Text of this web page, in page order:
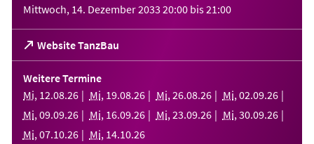
Mittwoch, 14. Dezember 2033 20:00 bis21:00
Website TanzBau
(Öffnet
in
einem
neuen
Tab)
Weitere Termine
Mi, 12.08.26 Mi, 19.08.26 Mi, 26.08.26 Mi, 02.09.26
Mi, 09.09.26 Mi, 16.09.26 Mi, 23.09.26 Mi, 30.09.26
Mi, 07.10.26 Mi, 14.10.26